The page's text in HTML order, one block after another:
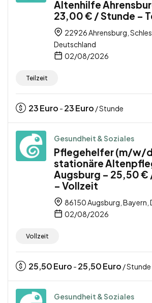
Altenhilfe
23,00 € / Stunde –
22926 Ahrensburg,
Deutschland
02/08/2026
Teilzeit
23Euro - 23Euro / Stunde
Gesundheit & Soziales
Pflegehelfer (m/w/
stationäre
Augsburg – 25,50 €
– Vollzeit
86150 Augsburg, Bayern,
02/08/2026
Vollzeit
25,50Euro - 25,50Euro / Stunde
Gesundheit & Soziales